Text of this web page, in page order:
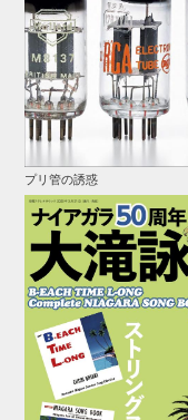
プリ管の誘惑